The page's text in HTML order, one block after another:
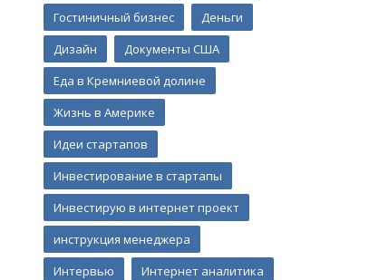
Гостиничный бизнес
Деньги
Дизайн
Документы США
Еда в Кремниевой долине
Жизнь в Америке
Идеи стартапов
Инвестирование в стартапы
Инвестирую в интернет проект
инструкция менеджера
Интервью
Интернет аналитика